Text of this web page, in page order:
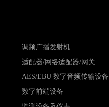
调频广播发射机
适配器/网络适配器/网关
AES/EBU 数字音频传输设备
数字前端设备